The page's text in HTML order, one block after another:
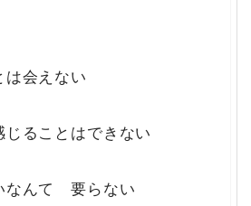
会えない
ることはできない
なんて 要らない